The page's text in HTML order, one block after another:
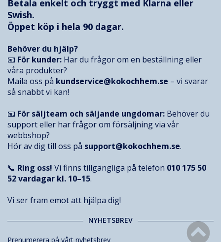
Betala enkelt och tryggt med Klarna eller
Swish.
Öppet köp i hela 90 dagar.
Behöver du hjälp?
📧 För kunder: Har du frågor om en beställning eller
våra produkter?
Maila oss på kundservice@kokochhem.se – vi svarar
så snabbt vi kan!
📧 För säljteam och säljande ungdomar: Behöver du
support eller har frågor om försäljning via vår
webbshop?
Hör av dig till oss på support@kokochhem.se.
📞 Ring oss! Vi finns tillgängliga på telefon 010 175 50
52vardagar kl. 10–15.
Vi ser fram emot att hjälpa dig!
NYHETSBREV
Prenumerera på vårt nyhetsbrev